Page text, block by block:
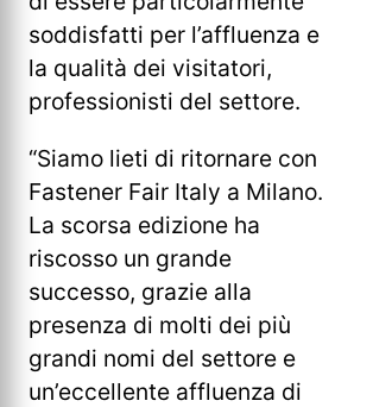
soddisfatti per l’affluenza e
la qualità dei visitatori,
professionisti del settore.
“Siamo lieti di ritornare con
Fastener Fair Italy a Milano.
La scorsa edizione ha
riscosso un grande
successo, grazie alla
presenza di molti dei più
grandi nomi del settore e
un’eccellente affluenza di